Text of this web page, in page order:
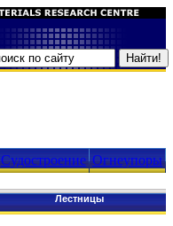
Судостроение Огнеупоры
Лестницы